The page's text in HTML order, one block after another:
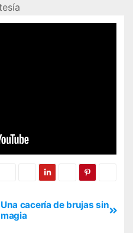
Una cacería de brujas sin
magia